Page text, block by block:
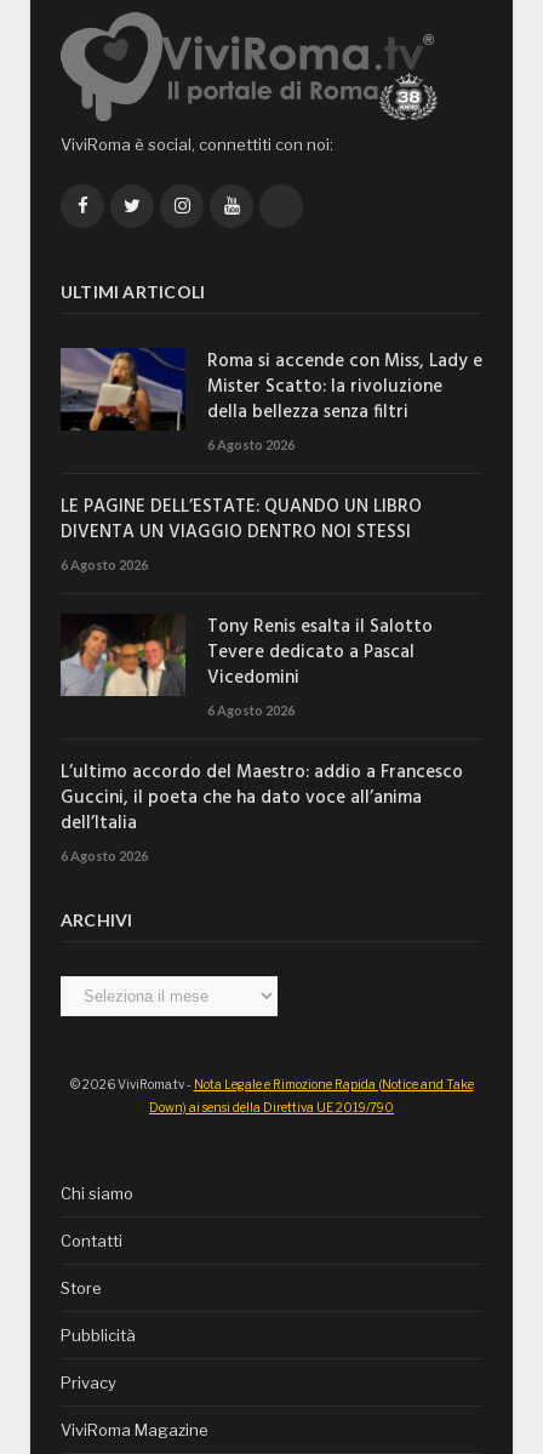
ViviRoma è social, connettiti con noi:
FacebookTwitterInstagramYouTube
ULTIMI ARTICOLI
Roma si accende con Miss, Lady e
Mister Scatto: la rivoluzione
della bellezza senza filtri
6 Agosto 2026
LE PAGINE DELL’ESTATE: QUANDO UN LIBRO
DIVENTA UN VIAGGIO DENTRO NOI STESSI
6 Agosto 2026
Tony Renis esalta il Salotto
Tevere dedicato a Pascal
Vicedomini
6 Agosto 2026
L’ultimo accordo del Maestro: addio a Francesco
Guccini, il poeta che ha dato voce all’anima
dell’Italia
6 Agosto 2026
ARCHIVI
Archivi
© 2026 ViviRoma.tv - Nota Legale e Rimozione Rapida (Notice and Take
Down) ai sensi della Direttiva UE 2019/790
Chi siamo
Contatti
Store
Pubblicità
Privacy
ViviRoma Magazine